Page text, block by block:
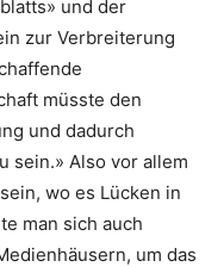
und der
zur Verbreiterung
müsste den
und dadurch
sein.» Also vor allem
wo es Lücken in
man sich auch
um das